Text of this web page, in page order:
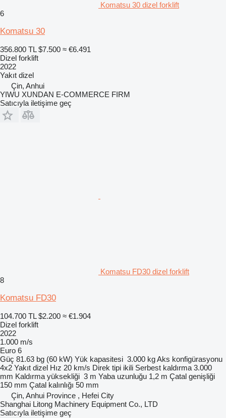
Komatsu 30 dizel forklift
6
Komatsu 30
356.800 TL $7.500 ≈ €6.491
Dizel forklift
2022
Yakıt dizel
Çin, Anhui
YIWU XUNDAN E-COMMERCE FIRM
Satıcıyla iletişime geç
Komatsu FD30 dizel forklift
8
Komatsu FD30
104.700 TL $2.200 ≈ €1.904
Dizel forklift
2022
1.000 m/s
Euro 6
Güç 81.63 bg (60 kW) Yük kapasitesi 3.000 kgAks konfigürasyonu
4x2 Yakıt dizel Hız 20 km/s Direk tipi ikili Serbest kaldırma 3.000
mm Kaldırma yüksekliği 3 m Yaba uzunluğu 1,2 m Çatal genişliği
150 mm Çatal kalınlığı 50 mm
Çin, Anhui Province , Hefei City
Shanghai Litong Machinery Equipment Co., LTD
Satıcıyla iletişime geç